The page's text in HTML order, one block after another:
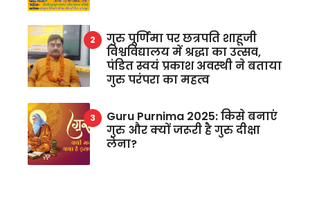
गुरु पूर्णिमा पर छत्रपति शाहूजी
विश्वविद्यालय में श्रद्धा का उत्सव,
पंडित स्वयं प्रकाश अवस्थी ने बताया
गुरु परंपरा का महत्व
Guru Purnima 2025: किसे बनाएं
गुरु और क्यों जरूरी है गुरु दीक्षा
लेना?